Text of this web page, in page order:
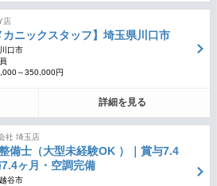
店
カニックスタッフ】埼玉県川口市
口市
～350,000円
詳細を見る
社 埼玉店
備士（大型未経験OK ）｜賞与7.4
7.4ヶ月・空調完備
谷市